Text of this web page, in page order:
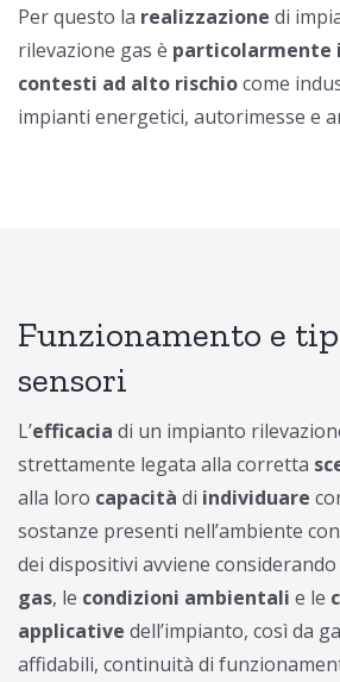
Per questo la realizzazione di
rilevazione gas è particolarmente
contesti ad alto rischiocome
impianti energetici, autorimesse e
Funzionamento e
sensori
L’efficacia di un impianto
strettamente legata alla corretta
alla loro capacità di individuare
sostanze presenti nell’ambiente
dei dispositivi avviene considerando
gas, le condizioni ambientali e le
applicative dell’impianto, così da
affidabili, continuità di